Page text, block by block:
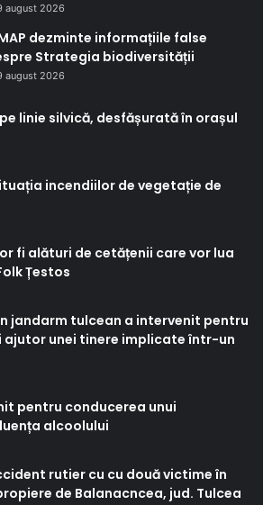
august 2026
dezminte informațiile false
Strategia biodiversității
august 2026
linie silvică, desfășurată în orașul
incendiilor de vegetație de
fi alături de cetățenii care vor lua
Țestos
jandarm tulcean a intervenit pentru
unei tinere implicate într-un
pentru conducerea unui
alcoolului
rutier cu cu două victime în
de Balanacncea, jud. Tulcea